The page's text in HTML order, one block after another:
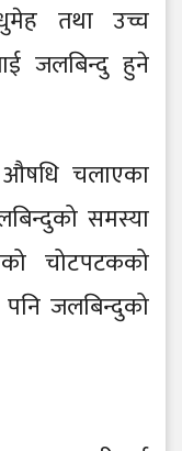
तथा उच्च
जलबिन्दु हुने
औषधि चलाएका
समस्या
चोटपटकको
जलबिन्दुको